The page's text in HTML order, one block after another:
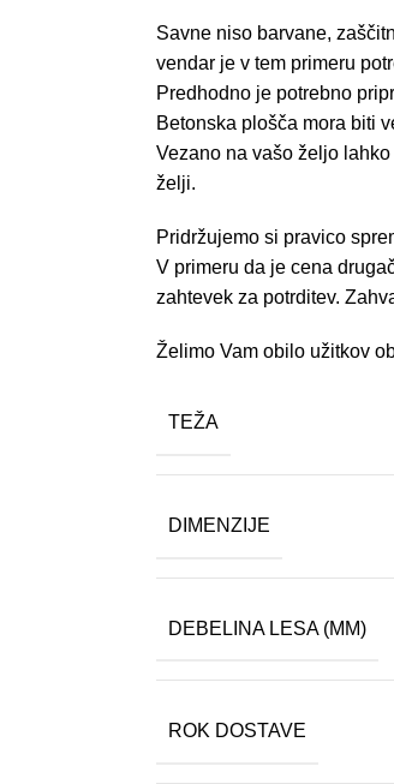
Savne niso barvane,
vendar je v tem primeru
Predhodno je potrebno
Betonska plošča mora biti
Vezano na vašo željo
želji.
Pridržujemo si pravico
V primeru da je cena
zahtevek za potrditev.
Želimo Vam obilo užitkov
TEŽA
DIMENZIJE
DEBELINA LESA (MM)
ROK DOSTAVE